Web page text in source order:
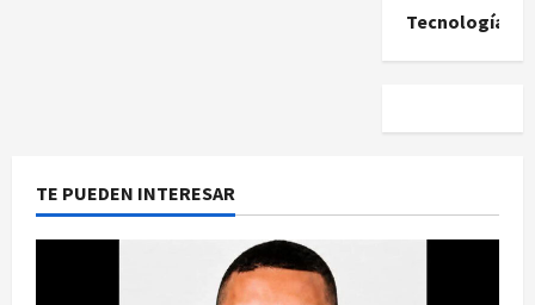
Tecnología
TE PUEDEN INTERESAR